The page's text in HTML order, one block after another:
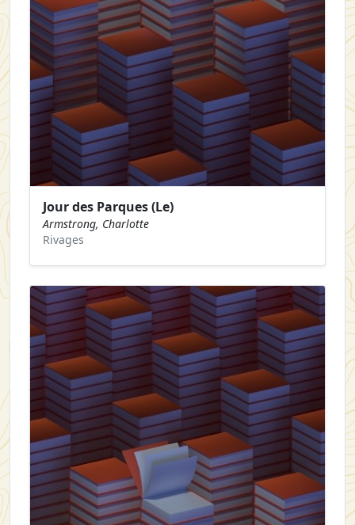
Jour des Parques (Le)
Armstrong, Charlotte
Rivages